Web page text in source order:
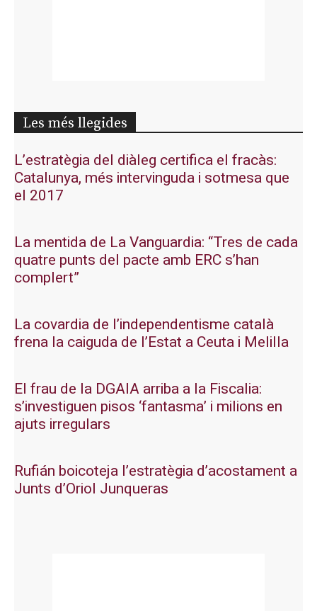
Les més llegides
L’estratègia del diàleg certifica el fracàs:
Catalunya, més intervinguda i sotmesa que
el 2017
La mentida de La Vanguardia: “Tres de cada
quatre punts del pacte amb ERC s’han
complert”
La covardia de l’independentisme català
frena la caiguda de l’Estat a Ceuta i Melilla
El frau de la DGAIA arriba a la Fiscalia:
s’investiguen pisos ‘fantasma’ i milions en
ajuts irregulars
Rufián boicoteja l’estratègia d’acostament a
Junts d’Oriol Junqueras